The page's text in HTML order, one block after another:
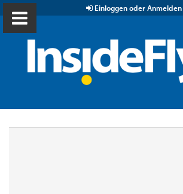
Einloggen oder Anmelden